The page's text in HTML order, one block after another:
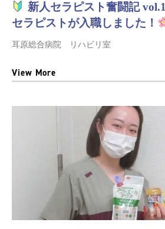
新人セラピスト奮闘記 vol.1
セラピストが入職しました！
耳原総合病院 リハビリ室
View More